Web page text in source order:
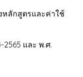
ลักสูตรและค่าใช้
และ พ.ศ.